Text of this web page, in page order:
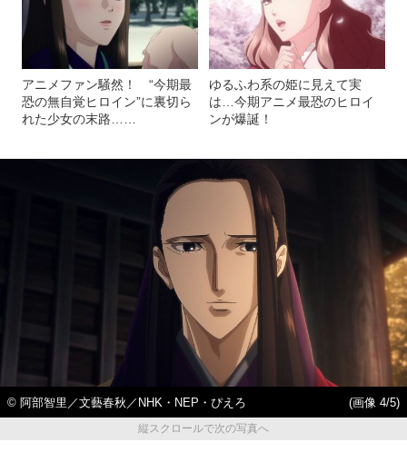
アニメファン騒然！ “今期最
恐の無自覚ヒロイン”に裏切ら
れた少女の末路……
ゆるふわ系の姫に見えて実
は…今期アニメ最恐のヒロイ
ンが爆誕！
© 阿部智里／文藝春秋／NHK・NEP・ぴえろ
(画像 4/5)
縦スクロールで次の写真へ